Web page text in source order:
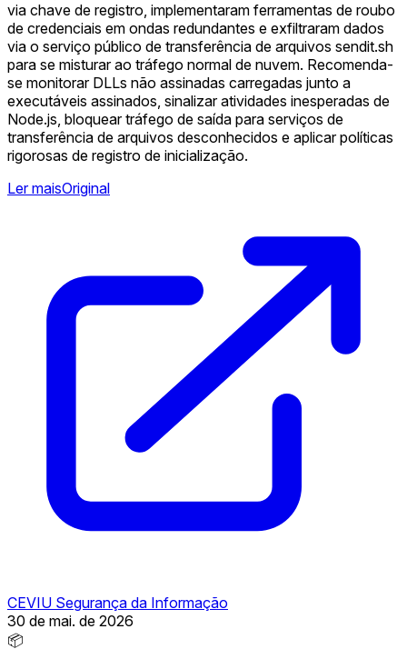
via chave de registro, implementaram ferramentas de roubo
de credenciais em ondas redundantes e exfiltraram dados
via o serviço público de transferência de arquivos sendit.sh
para se misturar ao tráfego normal de nuvem. Recomenda-
se monitorar DLLs não assinadas carregadas junto a
executáveis assinados, sinalizar atividades inesperadas de
Node.js, bloquear tráfego de saída para serviços de
transferência de arquivos desconhecidos e aplicar políticas
rigorosas de registro de inicialização.
Ler maisOriginal
CEVIU Segurança da Informação
30 de mai. de 2026
📦